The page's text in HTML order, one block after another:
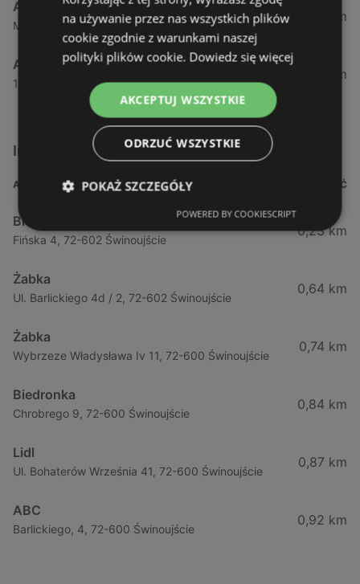
Aldi
Maszewska 7, 72-100 Goleniów
53,85 km
Aldi
1 Maja 43, 71-627 Szczecin
54,82 km
Inne sklepy Supermarkety w pobliżu
ADRES ODLEGŁOŚĆ
Biedronka
Fińska 4, 72-602 Świnoujście
0,23 km
Żabka
Ul. Barlickiego 4d / 2, 72-602 Świnoujście
0,64 km
Żabka
Wybrzeze Władysława Iv 11, 72-600 Świnoujście
0,74 km
Biedronka
Chrobrego 9, 72-600 Świnoujście
0,84 km
Lidl
Ul. Bohaterów Września 41, 72-600 Świnoujście
0,87 km
ABC
Barlickiego, 4, 72-600 Świnoujście
0,92 km
na używanie przez nas wszystkich plików
cookie zgodnie z warunkami naszej
polityki plików cookie. Dowiedz się więcej
AKCEPTUJ WSZYSTKIE
ODRZUĆ WSZYSTKIE
POKAŻ SZCZEGÓŁY
POWERED BY COOKIESCRIPT